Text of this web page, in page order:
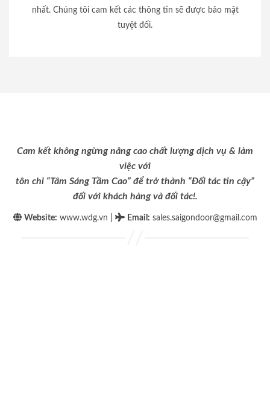
nhất. Chúng tôi cam kết các thông tin sẽ được bảo mật
tuyệt đối.
Cam kết không ngừng nâng cao chất lượng dịch vụ & làm
việc với
tôn chỉ “Tâm Sáng Tầm Cao” để trở thành “Đối tác tin cậy”
đối với khách hàng và đối tác!.
Website: www.wdg.vn Email : sales.saigondoor@gmail.com